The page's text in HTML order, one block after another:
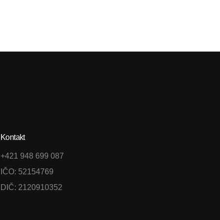
Kontakt
+421 948 699 087
IČO: 52154769
DIČ: 2120910352